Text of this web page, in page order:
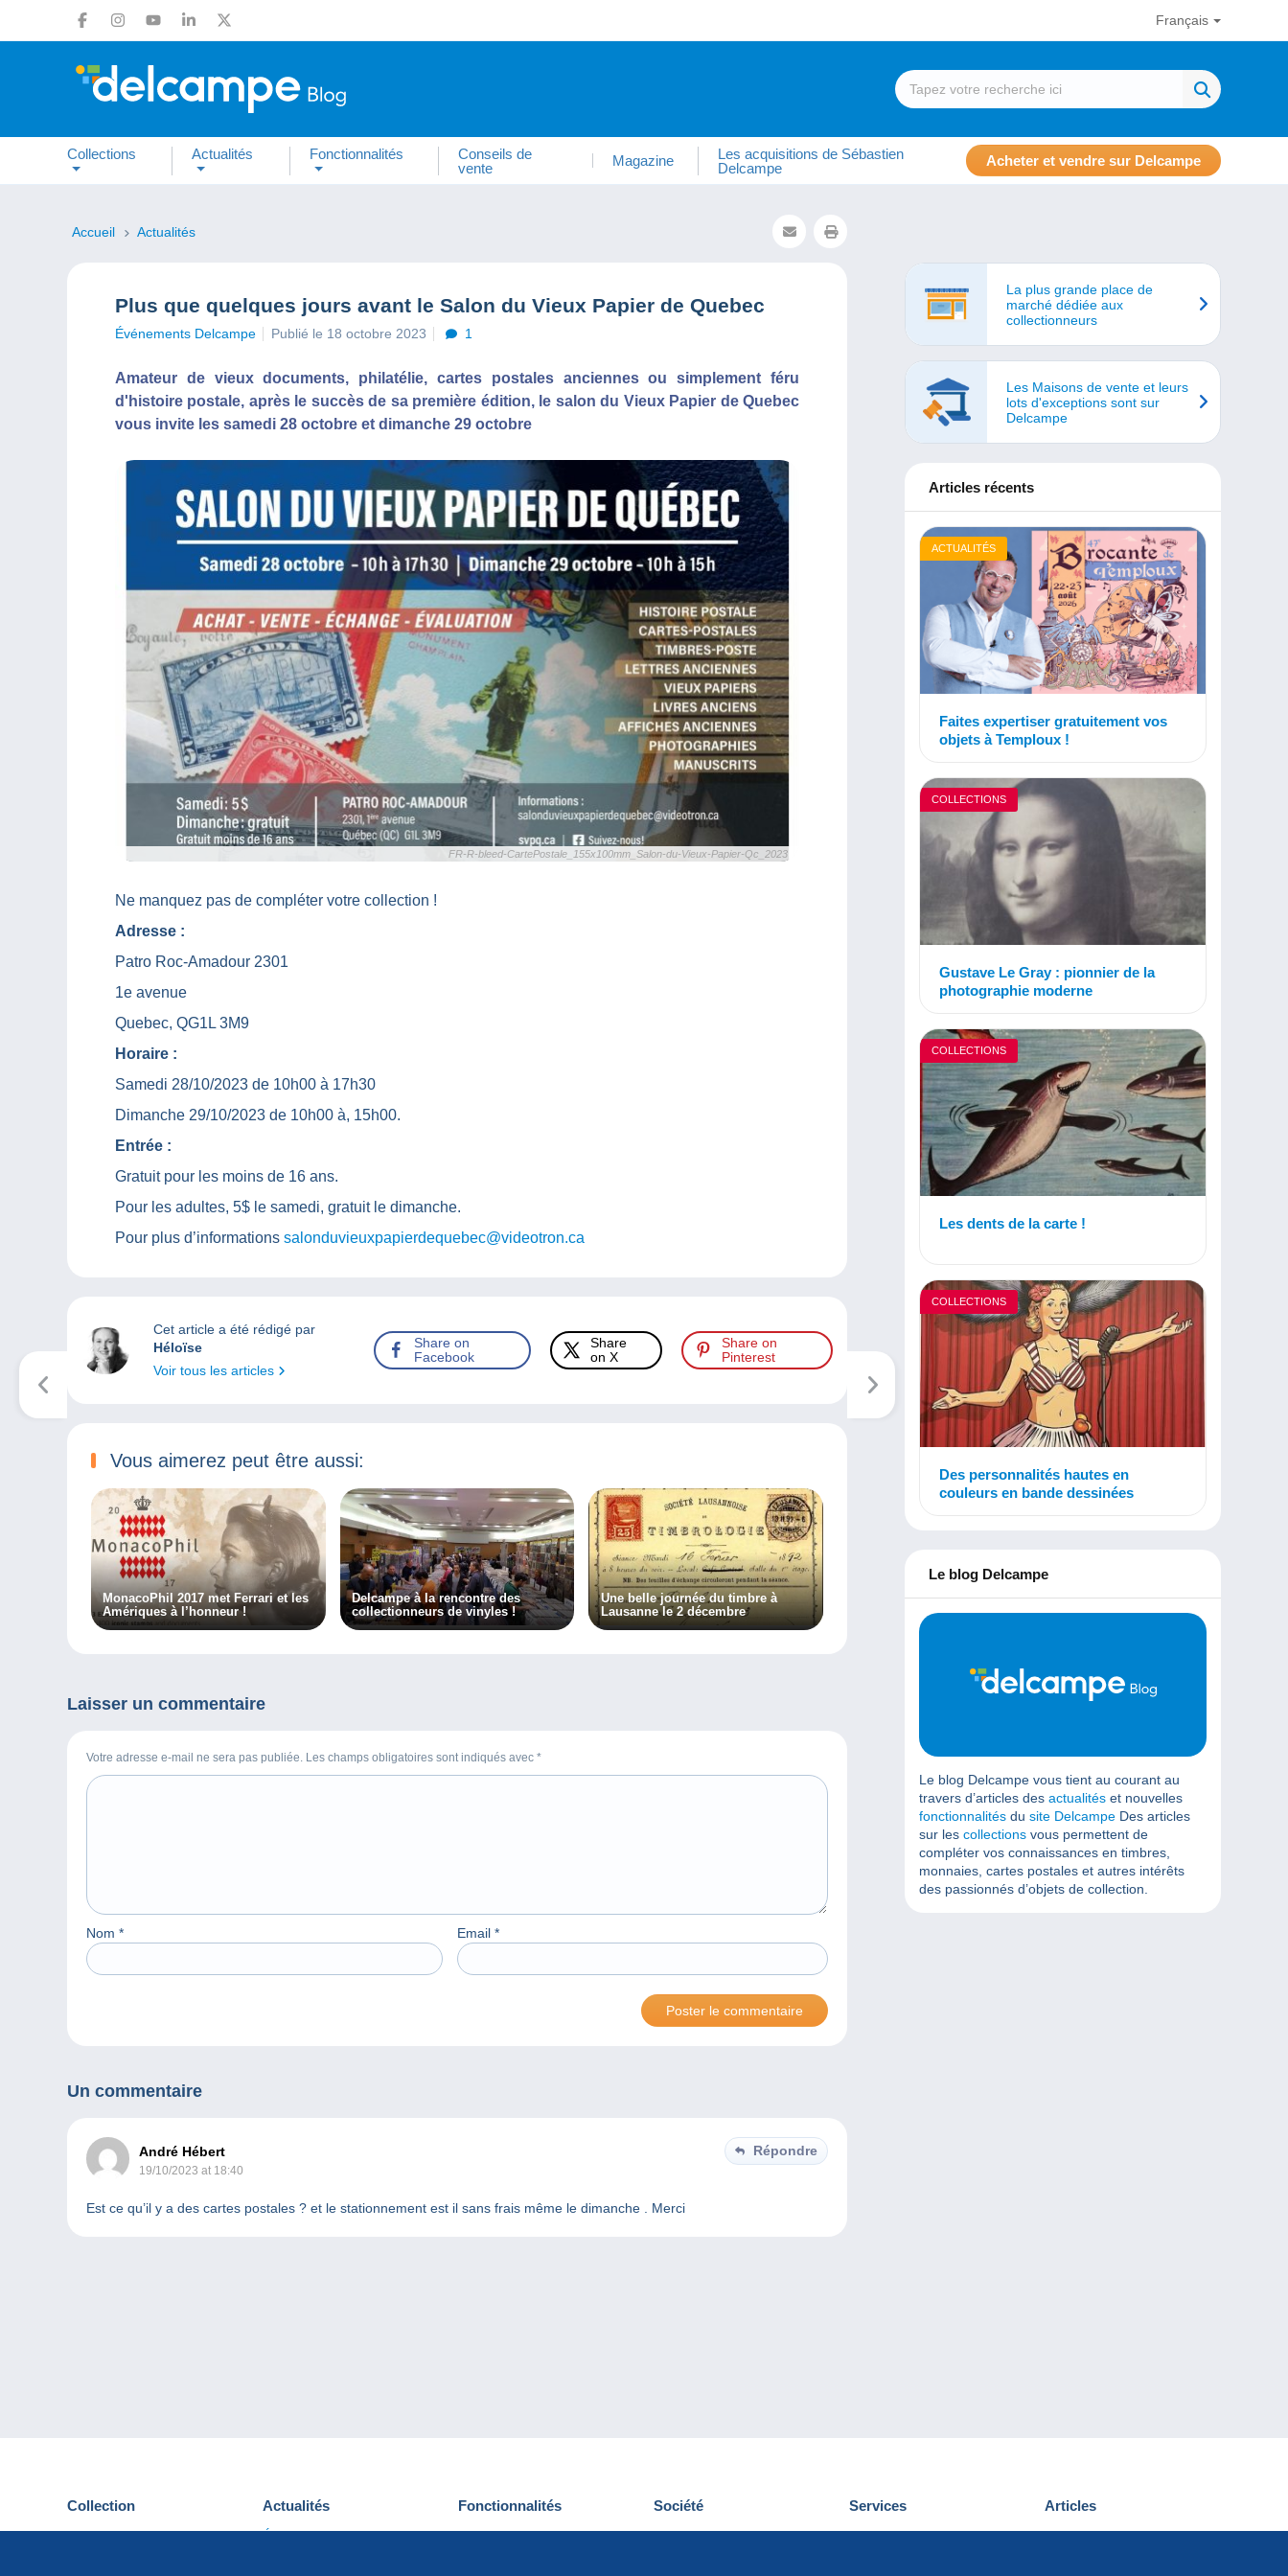
Français
Collections Actualités Fonctionnalités
Conseils de
vente
Magazine
Les acquisitions de Sébastien
Delcampe
Acheter et vendre sur Delcampe
Accueil Actualités
Plus que quelques jours avant le Salon du Vieux Papier de Quebec
Événements Delcampe Publié le 18 octobre 2023 1
Amateur de vieux documents, philatélie, cartes postales anciennes ou simplement féru
d'histoire postale, après le succès de sa première édition, le salon du Vieux Papier de Quebec
vous invite les samedi 28 octobre et dimanche 29 octobre
FR-R-bleed-CartePostale_155x100mm_Salon-du-Vieux-Papier-Qc_2023
Ne manquez pas de compléter votre collection !
Adresse :
Patro Roc-Amadour 2301
1e avenue
Quebec, QG1L 3M9
Horaire :
Samedi 28/10/2023 de 10h00 à 17h30
Dimanche 29/10/2023 de 10h00 à, 15h00.
Entrée :
Gratuit pour les moins de 16 ans.
Pour les adultes, 5$ le samedi, gratuit le dimanche.
Pour plus d’informations salonduvieuxpapierdequebec@videotron.ca
Cet article a été rédigé par
Héloïse
Voir tous les articles
Share on
Facebook
Share
on X
Share on
Pinterest
Vous aimerez peut être aussi:
MonacoPhil 2017 met Ferrari et les
Amériques à l’honneur !
Delcampe à la rencontre des
collectionneurs de vinyles !
Une belle journée du timbre à
Lausanne le 2 décembre
Laisser un commentaire
Votre adresse e-mail ne sera pas publiée. Les champs obligatoires sont indiqués avec *
Nom * Email *
Un commentaire
André Hébert
19/10/2023 at 18:40
Répondre
Est ce qu’il y a des cartes postales ? et le stationnement est il sans frais même le dimanche . Merci
La plus grande place de
marché dédiée aux
collectionneurs
Les Maisons de vente et leurs
lots d'exceptions sont sur
Delcampe
Articles récents
ACTUALITÉS
Faites expertiser gratuitement vos
objets à Temploux !
COLLECTIONS
Gustave Le Gray : pionnier de la
photographie moderne
COLLECTIONS
Les dents de la carte !
COLLECTIONS
Des personnalités hautes en
couleurs en bande dessinées
Le blog Delcampe
Le blog Delcampe vous tient au courant au
travers d’articles des actualités et nouvelles
fonctionnalités du site Delcampe Des articles
sur les collections vous permettent de
compléter vos connaissances en timbres,
monnaies, cartes postales et autres intérêts
des passionnés d’objets de collection.
Collection
Cartes postales
Actualités
Événements Delcampe
Fonctionnalités
Nouveautés
Société
Qui sommes-nous
Services
Découvrir Delcampe
Articles